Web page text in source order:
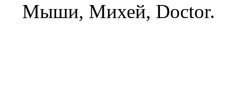
Мыши, Михей, Doctor.